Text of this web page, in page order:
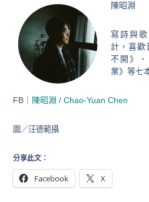
陳昭淵
寫詩與
計，喜歡
不開》
業》等七
FB｜ 陳昭淵 / Chao-Yuan Chen
圖／汪德範攝
分享此文：
Facebook X